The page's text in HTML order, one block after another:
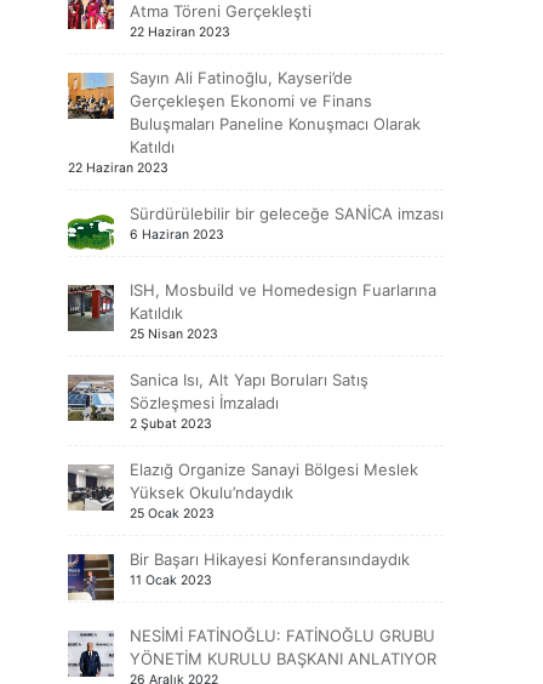
Atma Töreni Gerçekleşti
22 Haziran 2023
Sayın Ali Fatinoğlu, Kayseri’de
Gerçekleşen Ekonomi ve Finans
Buluşmaları Paneline Konuşmacı Olarak
Katıldı
22 Haziran 2023
Sürdürülebilir bir geleceğe SANİCA imzası
6 Haziran 2023
ISH, Mosbuild ve Homedesign Fuarlarına
Katıldık
25 Nisan 2023
Sanica Isı, Alt Yapı Boruları Satış
Sözleşmesi İmzaladı
2 Şubat 2023
Elazığ Organize Sanayi Bölgesi Meslek
Yüksek Okulu’ndaydık
25 Ocak 2023
Bir Başarı Hikayesi Konferansındaydık
11 Ocak 2023
NESİMİ FATİNOĞLU: FATİNOĞLU GRUBU
YÖNETİM KURULU BAŞKANI ANLATIYOR
26 Aralık 2022